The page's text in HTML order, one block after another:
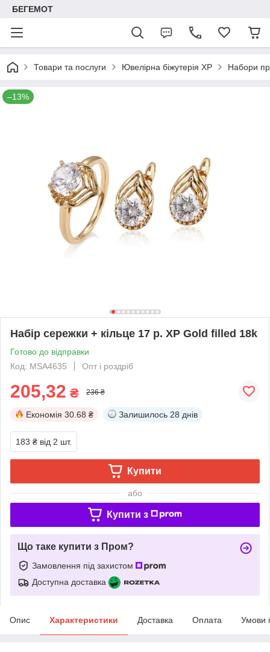
БЕГЕМОТ
Товари та послуги Ювелірна біжутерія XP Набори
–13%
Набір сережки + кільце 17 р. ХР Gold filled 18k
Готово до відправки
Код: MSA4635
Опт і роздріб
205,32 ₴ 236 ₴
Економія 30.68 ₴ Залишилось 28 днів
183 ₴ від 2 шт.
Купити
або
Купити з
Що таке купити з Пром?
Замовлення під захистом
Доступна доставка
Опис Характеристики Доставка Оплата Умови